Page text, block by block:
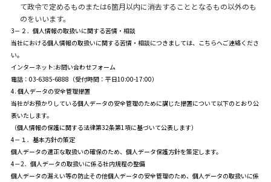
て政令で定めるものまたは6箇月以内に消去することとなるもの以外のも
のをいいます。
3－２．個人情報の取扱いに関する苦情・相談
当社における個人情報の取扱いに関する苦情・相談につきましては、こちらへご連絡くださ
い。
インターネット:お問い合わせフォーム
電話：03-6385-6888（受付時間：平日10:00-17:00）
4. 個人データの安全管理措置
当社がお預かりしている個人データの安全管理のために講じた措置について以下のとおり公
表いたします。
（個人情報の保護に関する法律第32条第1項に基づいて公表します）
4－１．基本方針の策定
個人データの適正な取扱いの確保のため、個人データ保護方針を策定します。
4－2．個人データの取扱いに係る社内規程の整備
個人データの漏えい等の防止その他個人データの安全管理のため、個人データの取扱いに係